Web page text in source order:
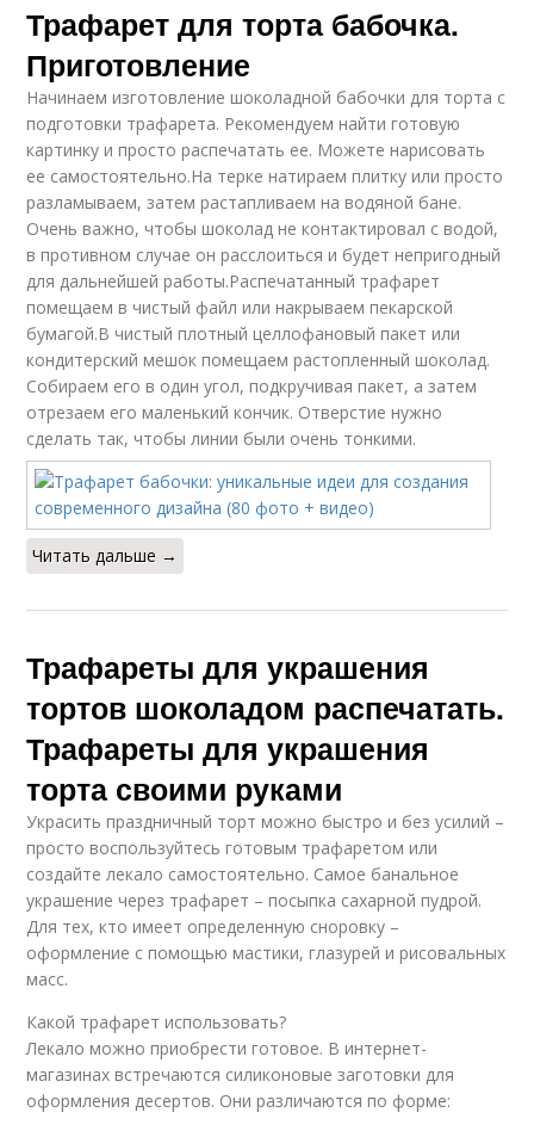
Трафарет для торта бабочка.
Приготовление
Начинаем изготовление шоколадной бабочки для торта с
подготовки трафарета. Рекомендуем найти готовую
картинку и просто распечатать ее. Можете нарисовать
ее самостоятельно.На терке натираем плитку или просто
разламываем, затем растапливаем на водяной бане.
Очень важно, чтобы шоколад не контактировал с водой,
в противном случае он расслоиться и будет непригодный
для дальнейшей работы.Распечатанный трафарет
помещаем в чистый файл или накрываем пекарской
бумагой.В чистый плотный целлофановый пакет или
кондитерский мешок помещаем растопленный шоколад.
Собираем его в один угол, подкручивая пакет, а затем
отрезаем его маленький кончик. Отверстие нужно
сделать так, чтобы линии были очень тонкими.
Читать дальше →
Трафареты для украшения
тортов шоколадом распечатать.
Трафареты для украшения
торта своими руками
Украсить праздничный торт можно быстро и без усилий –
просто воспользуйтесь готовым трафаретом или
создайте лекало самостоятельно. Самое банальное
украшение через трафарет – посыпка сахарной пудрой.
Для тех, кто имеет определенную сноровку –
оформление с помощью мастики, глазурей и рисовальных
масс.
Какой трафарет использовать?
Лекало можно приобрести готовое. В интернет-
магазинах встречаются силиконовые заготовки для
оформления десертов. Они различаются по форме: